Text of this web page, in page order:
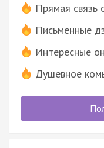
Прямая связь
Письменные
Интересные
Душевное